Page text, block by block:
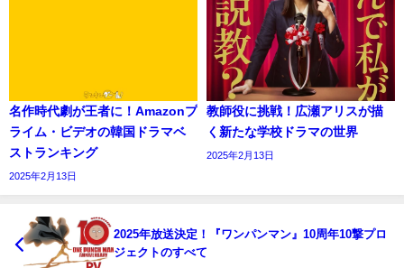
名作時代劇が王者に！Amazonプ
ライム・ビデオの韓国ドラマベ
ストランキング
2025年2月13日
教師役に挑戦！広瀬アリスが描
く新たな学校ドラマの世界
2025年2月13日
2025年放送決定！『ワンパンマン』10周年10撃プロ
ジェクトのすべて